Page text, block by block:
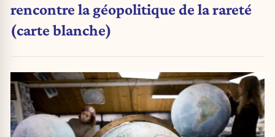
rencontre la géopolitique de la rareté
(carte blanche)